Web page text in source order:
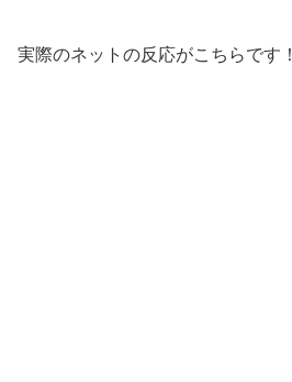
実際のネットの反応がこちらです！